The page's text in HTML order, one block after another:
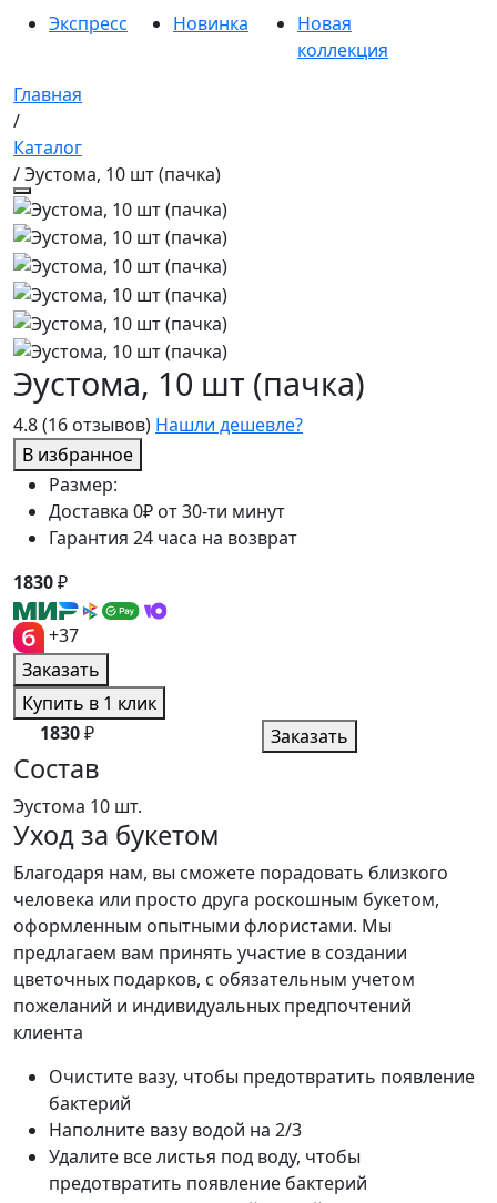
Экспресс
Новинка
Новая
коллекция
Главная
/
Каталог
/ Эустома, 10 шт (пачка)
4.8(16 отзывов) Нашли дешевле?
В избранное
Эустома, 10 шт (пачка)
Размер:
Доставка 0₽ от 30-ти минут
Гарантия 24 часа на возврат
1830₽
+37
Заказать
Купить в 1 клик
1830₽ Заказать
Состав
Эустома 10 шт.
Уход за букетом
Благодаря нам, вы сможете порадовать близкого
человека или просто друга роскошным букетом,
оформленным опытными флористами. Мы
предлагаем вам принять участие в создании
цветочных подарков, с обязательным учетом
пожеланий и индивидуальных предпочтений
клиента
Очистите вазу, чтобы предотвратить появление
бактерий
Наполните вазу водой на 2/3
Удалите все листья под воду, чтобы
предотвратить появление бактерий